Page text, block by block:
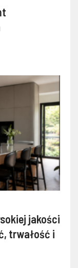
jakości
trwałość i